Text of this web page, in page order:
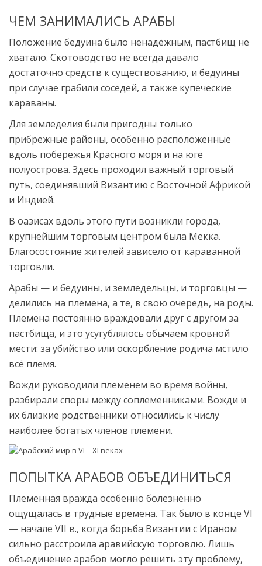
ЧЕМ ЗАНИМАЛИСЬ АРАБЫ
Положение бедуина было ненадёжным, пастбищ не
хватало. Скотоводство не всегда давало
достаточно средств к существованию, и бедуины
при случае грабили соседей, а также купеческие
караваны.
Для земледелия были пригодны только
прибрежные районы, особенно расположенные
вдоль побережья Красного моря и на юге
полуострова. Здесь проходил важный торговый
путь, соединявший Византию с Восточной Африкой
и Индией.
В оазисах вдоль этого пути возникли города,
крупнейшим торговым центром была Мекка.
Благосостояние жителей зависело от караванной
торговли.
Арабы — и бедуины, и земледельцы, и торговцы —
делились на племена, а те, в свою очередь, на роды.
Племена постоянно враждовали друг с другом за
пастбища, и это усугублялось обычаем кровной
мести: за убийство или оскорбление родича мстило
всё племя.
Вожди руководили племенем во время войны,
разбирали споры между соплеменниками. Вожди и
их близкие родственники относились к числу
наиболее богатых членов племени.
ПОПЫТКА АРАБОВ ОБЪЕДИНИТЬСЯ
Племенная вражда особенно болезненно
ощущалась в трудные времена. Так было в конце VI
— начале VII в., когда борьба Византии с Ираном
сильно расстроила аравийскую торговлю. Лишь
объединение арабов могло решить эту проблему,